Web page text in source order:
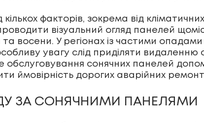
факторів, зокрема від
візуальний огляд панелей
та восени. У регіонах із частими
увагу слід приділяти видаленню
обслуговування сонячних панелей
ймовірність дорогих аварійних
ЗА СОНЯЧНИМИ ПАНЕЛЯМИ